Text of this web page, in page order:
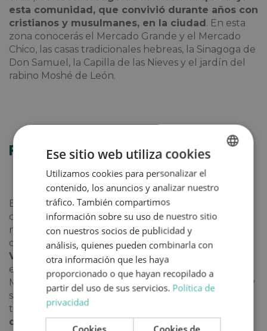
esta comunidad, que convivió durante años con
cristianos y musulmanes, en la ciudad. En esta
zona conocerás el Mercado Grande y el Mercado
Chico, las casas tradicionales hebreas, la Sinagoga de
Don Samuel, la Capilla de las Nieves y el jardín del
rabino Moshé de León.
Palacios
En Ávila hay un gran número de casas señoriales
que tienes que conocer si quieres adentrarte al
máximo en la historia de esta hermosa ciudad. Uno
de los más representativos es elPalacio de los
Velada
. Esta maravilla arquitectónica se construyó
en la plaza de la Catedral y está declarada
Monumento de Interés Cultural. Su bella fachada y
su gran torre abren paso a un coqueto interior que
te cautivará. Tampoco puedes perderte el
de los Guzmanes, elPalacio de los Verdugo
SPANISH
ENGLISH
Ese sitio web utiliza cookies
Utilizamos cookies para personalizar el
contenido, los anuncios y analizar nuestro
tráfico. También compartimos
información sobre su uso de nuestro sitio
con nuestros socios de publicidad y
análisis, quienes pueden combinarla con
otra información que les haya
proporcionado o que hayan recopilado a
partir del uso de sus servicios. Política de
privacidad